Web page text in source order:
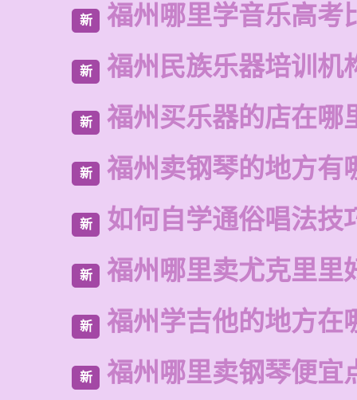
新 福州哪里学音乐高考
新 福州民族乐器培训机
新 福州买乐器的店在哪
新 福州卖钢琴的地方有
新 如何自学通俗唱法技
新 福州哪里卖尤克里里
新 福州学吉他的地方在
新 福州哪里卖钢琴便宜